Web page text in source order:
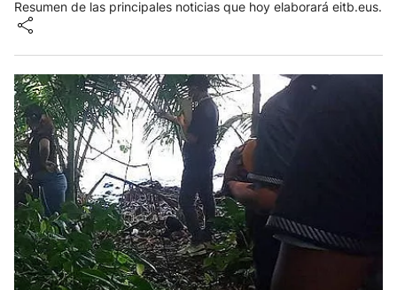
Resumen de las principales noticias que hoy elaborará eitb.eus.